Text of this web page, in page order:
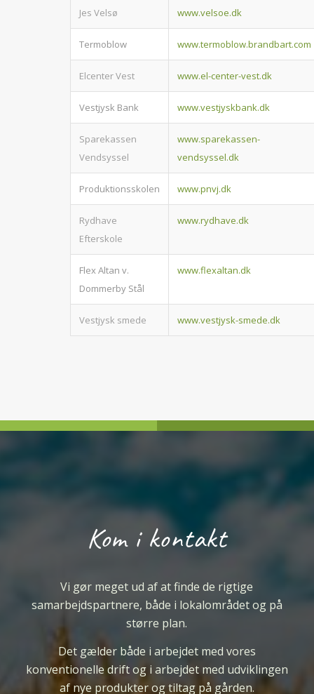
Jes Velsø www.velsoe.dk
Termoblow www.termoblow.brandbart.com
Elcenter Vest www.el-center-vest.dk
Vestjysk Bank www.vestjyskbank.dk
Sparekassen
Vendsyssel
www.sparekassen-
vendsyssel.dk
Produktionsskolen www.pnvj.dk
Rydhave
Efterskole
www.rydhave.dk
Flex Altan v.
Dommerby Stål
www.flexaltan.dk
Vestjysk smede www.vestjysk-smede.dk
Kom i kontakt
Vi gør meget ud af at finde de rigtige
samarbejdspartnere, både i lokalområdet og på
større plan.
Det gælder både i arbejdet med vores
konventionelle drift og i arbejdet med udviklingen
af nye produkter og tiltag på gården.